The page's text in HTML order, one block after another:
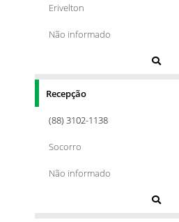
Erivelton
Não informado
Recepção
(88) 3102-1138
Socorro
Não informado